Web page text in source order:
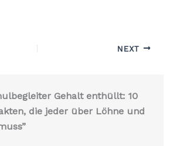
NEXT
Gehalt enthüllt: 10
die jeder über Löhne und